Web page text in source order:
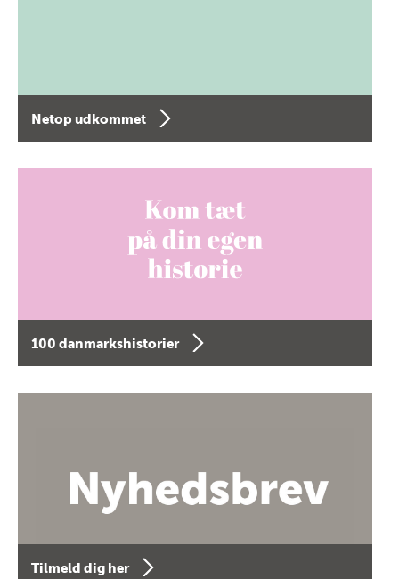
Netop udkommet
100 danmarkshistorier
Tilmeld dig her